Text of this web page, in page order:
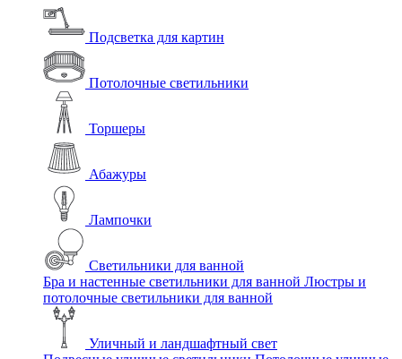
Подсветка для картин
Потолочные светильники
Торшеры
Абажуры
Лампочки
Светильники для ванной
Бра и настенные светильники для ванной Люстры и
потолочные светильники для ванной
Уличный и ландшафтный свет